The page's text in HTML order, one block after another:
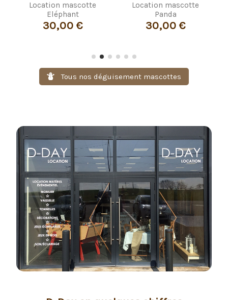
Location mascotte
Eléphant
30,00 €
Location mascotte
Panda
30,00 €
Tous nos déguisement mascottes